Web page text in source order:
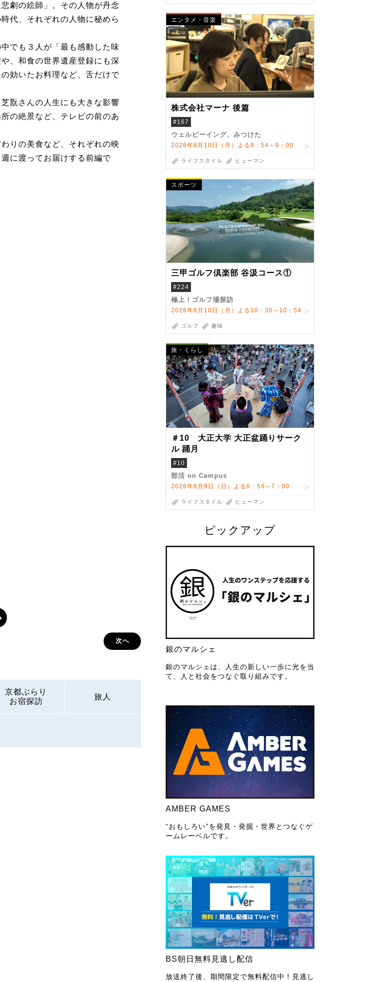
エンタメ・音楽
株式会社マーナ 後篇
#167
ウェルビーイング、みつけた
2026年8月10日（月）よる8：54～9：00
ライフスタイル ヒューマン
スポーツ
三甲ゴルフ倶楽部 谷汲コース①
#224
極上！ゴルフ場探訪
2026年8月10日（月）よる10：30～10：54
ゴルフ 趣味
旅・くらし
＃10 大正大学 大正盆踊りサーク
ル 踊月
#10
部活 on Campus
2026年8月9日（日）よる6：54～7：00
ライフスタイル ヒューマン
ピックアップ
銀のマルシェ
銀のマルシェは、人生の新しい一歩に光を当
て、人と社会をつなぐ取り組みです。
AMBER GAMES
“おもしろい”を発見・発掘・世界とつなぐゲ
ームレーベルです。
BS朝日無料見逃し配信
放送終了後、期間限定で無料配信中！見逃し
劇の絵師」。その人物が丹念
代、それぞれの人物に秘めら
でも３人が「最も感動した味
、和食の世界遺産登録にも深
効いたお料理など、舌だけで
翫さんの人生にも大きな影響
の絶景など、テレビの前のあ
りの美食など、それぞれの映
に渡ってお届けする前編で
次へ
京都ぶらり
お宿探訪
旅人